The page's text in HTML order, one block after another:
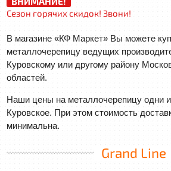
Сезон горячих скидок! Звони!
В магазине «КФ Маркет» Вы можете
металлочерепицу ведущих
Куровскому или другому району
областей.
Наши цены на металлочерепицу одни
Куровское. При этом стоимость
минимальна.
Grand Line